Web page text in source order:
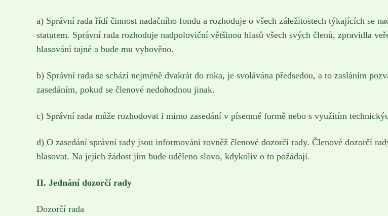
a) Správní rada řídí činnost nadačního fondu a rozhoduje o všech záležitostech týkajících se
statutem. Správní rada rozhoduje nadpoloviční většinou hlasů všech svých členů, zpravidla
hlasování tajné a bude mu vyhověno.
b) Správní rada se schází nejméně dvakrát do roka, je svolávána předsedou, a to zasláním
zasedáním, pokud se členové nedohodnou jinak.
c) Správní rada může rozhodovat i mimo zasedání v písemné formě nebo s využitím
d) O zasedání správní rady jsou informováni rovněž členové dozorčí rady. Členové dozorčí
hlasovat. Na jejich žádost jim bude uděleno slovo, kdykoliv o to požádají.
II. Jednání dozorčí rady
Dozorčí rada